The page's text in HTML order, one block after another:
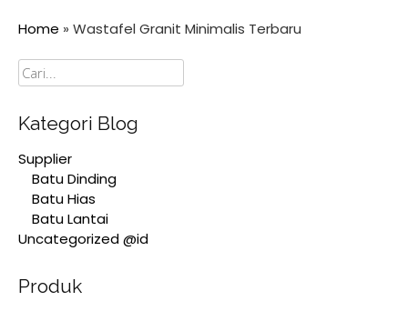
Home » Wastafel Granit Minimalis Terbaru
Cari
Kategori Blog
Supplier
Batu Dinding
Batu Hias
Batu Lantai
Uncategorized @id
Produk